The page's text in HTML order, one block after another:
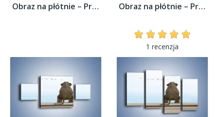
Obraz na płótnie – Przemyślenia słonia w... Obraz na płótnie – Przemyślenia słonia w...
1 recenzja